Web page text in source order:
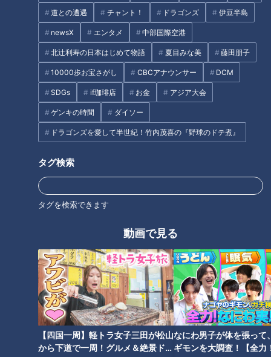
道との遭遇 チャント！ ドラゴンズ 伊豆半島
newsX エンタメ 中部国際空港
北辻利寿の日本はじめて物語 夏目みな美 藤田朋子
10000歩お宝さがし CBCアナウンサー DCM
SDGs if珈琲店 お金 アジア大会
ゲンキの時間 ダイソー
ドラゴンズを愛して半世紀！竹内茂喜の『野球のドテ煮』
タグ検索
タグを検索できます
動画で見る
【四国一周】軽トラ女子三田が松山
から下道で一周！グルメ＆絶景ドラ
なにわ男子が体を張って
ギモンを大調査！【全力
火にかける。焼ける音がし始めたら、2～3分蒸し炒めにす
4 ときどき混ぜながら炒め、なすがやわらかくなったら大
豆、1を加えてなじませる。
5 汁気が少なくなるまで3分ほど炒め煮にする。
この記事の画像を見る
この記事を見たあなたへのおすすめ
「卵サラダのピザトースト」の
作り方【キユーピー３分クッキ
「ピーマンとちくわ、じゃこの
炒めもの」の作り方【キユーピ